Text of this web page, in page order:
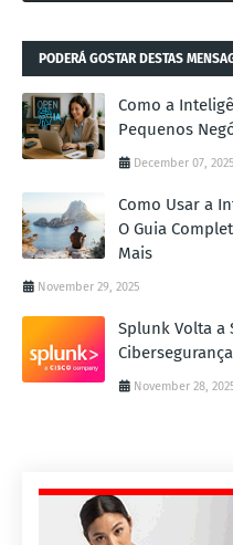
PODERÁ GOSTAR DESTAS
Como a
Pequenos
December 07, 2025
Como Usar a
O Guia
Mais
November 29, 2025
Splunk Volta a
November 28,